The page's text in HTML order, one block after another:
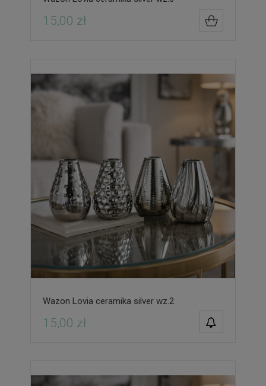
15,00 zł
Wazon Lovia ceramika silver wz.2
15,00 zł